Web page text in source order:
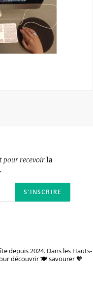
pour recevoirla
depuis 2024. Dans les Hauts-
découvrir 🍽️ savourer 🧡